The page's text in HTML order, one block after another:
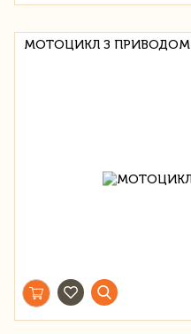
МОТОЦИКЛ З ПРИВОДОМ